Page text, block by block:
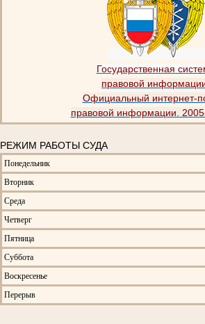
Государственная
правовой
Официальный интернет-
правовой информации. 2005-
РЕЖИМ РАБОТЫ СУДА
Понедельник
Вторник
Среда
Четверг
Пятница
Суббота
Воскресенье
Перерыв